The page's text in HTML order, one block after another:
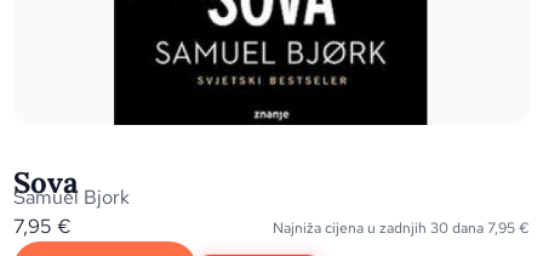
Sova
Samuel Bjork
7,95€ Najniža cijena u zadnjih 30 dana7,95€